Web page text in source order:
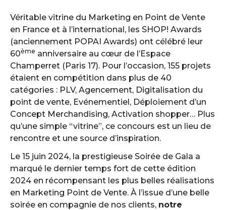
Véritable vitrine du Marketing en Point de Vente
en France et à l’international, les SHOP! Awards
(anciennement POPAI Awards) ont célébré leur
60ème anniversaire au cœur de l’Espace
Champerret (Paris 17). Pour l’occasion, 155 projets
étaient en compétition dans plus de 40
catégories : PLV, Agencement, Digitalisation du
point de vente, Evénementiel, Déploiement d’un
Concept Merchandising, Activation shopper… Plus
qu’une simple “vitrine”, ce concours est un lieu de
rencontre et une source d’inspiration.
Le 15 juin 2024, la prestigieuse Soirée de Gala a
marqué le dernier temps fort de cette édition
2024 en récompensant les plus belles réalisations
en Marketing Point de Vente. À l’issue d’une belle
soirée en compagnie de nos clients, notre